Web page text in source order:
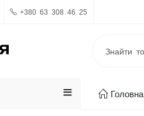
+380 63 308 46 25
Головна